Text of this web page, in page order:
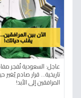
عاجل: السعودية تُفجر
تاريخية... قرار صادم يُغير
المرافقين إلى الأبد!